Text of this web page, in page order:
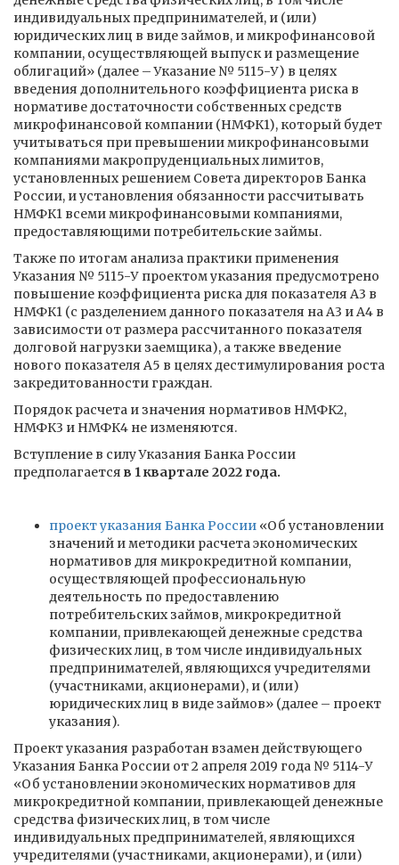
индивидуальных предпринимателей, и (или)
юридических лиц в виде займов, и микрофинансовой
компании, осуществляющей выпуск и размещение
облигаций» (далее – Указание № 5115-У) в целях
введения дополнительного коэффициента риска в
нормативе достаточности собственных средств
микрофинансовой компании (НМФК1), который будет
учитываться при превышении микрофинансовыми
компаниями макропруденциальных лимитов,
установленных решением Совета директоров Банка
России, и установления обязанности рассчитывать
НМФК1 всеми микрофинансовыми компаниями,
предоставляющими потребительские займы.
Также по итогам анализа практики применения
Указания № 5115-У проектом указания предусмотрено
повышение коэффициента риска для показателя А3 в
НМФК1 (с разделением данного показателя на А3 и А4 в
зависимости от размера рассчитанного показателя
долговой нагрузки заемщика), а также введение
нового показателя А5 в целях дестимулирования роста
закредитованности граждан.
Порядок расчета и значения нормативов НМФК2,
НМФК3 и НМФК4 не изменяются.
Вступление в силу Указания Банка России
предполагается в 1 квартале 2022 года.
проект указания Банка России «Об установлении
значений и методики расчета экономических
нормативов для микрокредитной компании,
осуществляющей профессиональную
деятельность по предоставлению
потребительских займов, микрокредитной
компании, привлекающей денежные средства
физических лиц, в том числе индивидуальных
предпринимателей, являющихся учредителями
(участниками, акционерами), и (или)
юридических лиц в виде займов» (далее – проект
указания).
Проект указания разработан взамен действующего
Указания Банка России от 2 апреля 2019 года № 5114-У
«Об установлении экономических нормативов для
микрокредитной компании, привлекающей денежные
средства физических лиц, в том числе
индивидуальных предпринимателей, являющихся
учредителями (участниками, акционерами), и (или)